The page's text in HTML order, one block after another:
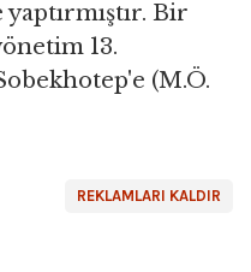
Bir
13.
(M.Ö.
REKLAMLARI KALDIR